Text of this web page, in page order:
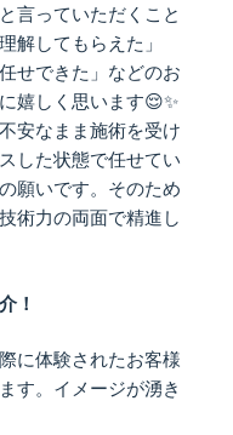
言っていただくこと
解してもらえた」
せできた」などのお
嬉しく思います😌✨
安なまま施術を受け
した状態で任せてい
願いです。そのため
術力の両面で精進し
！
に体験されたお客様
す。イメージが湧き